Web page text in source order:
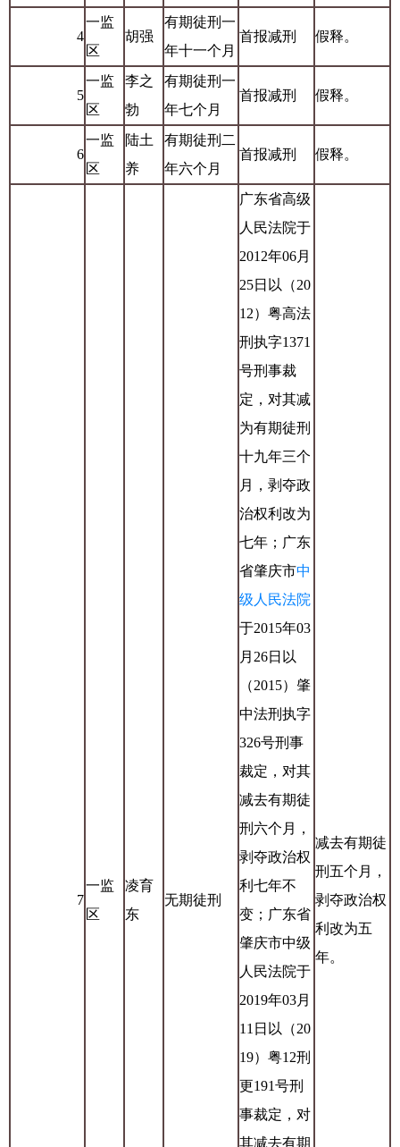
4
一监
区
胡强
有期徒刑一
年十一个月
首报减刑 假释。
5
一监
区
李之
勃
有期徒刑一
年七个月
首报减刑 假释。
6
一监
区
陆土
养
有期徒刑二
年六个月
首报减刑 假释。
7
一监
区
凌育
东
无期徒刑
广东省高级
人民法院于
2012年06月
25日以（20
12）粤高法
刑执字1371
号刑事裁
定，对其减
为有期徒刑
十九年三个
月，剥夺政
治权利改为
七年；广东
省肇庆市中
级人民法院
于2015年03
月26日以
（2015）肇
中法刑执字
326号刑事
裁定，对其
减去有期徒
刑六个月，
剥夺政治权
利七年不
变；广东省
肇庆市中级
人民法院于
2019年03月
11日以（20
19）粤12刑
更191号刑
事裁定，对
其减去有期
减去有期徒
刑五个月，
剥夺政治权
利改为五
年。